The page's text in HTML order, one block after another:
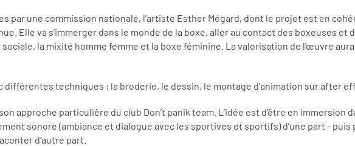
une commission nationale, l’artiste Esther Mégard, dont le projet est en
Elle va s’immerger dans le monde de la boxe, aller au contact des boxeuses
la mixité homme femme et la boxe féminine. La valorisation de l'œuvre aura
techniques : la broderie, le dessin, le montage d’animation sur after
approche particulière du club Don’t panik team. L’idée est d’être en immersion
sonore (ambiance et dialogue avec les sportives et sportifs) d’une part - puis
d’autre part.